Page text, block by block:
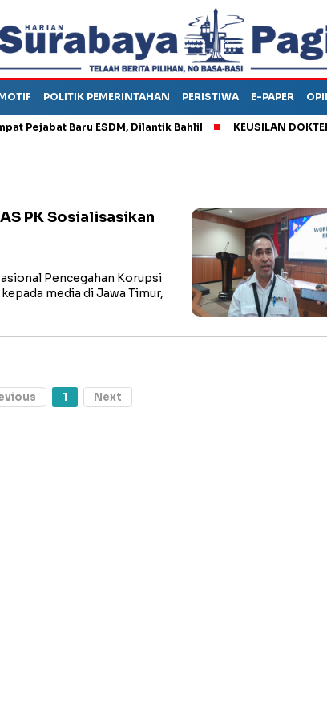
POLITIK PEMERINTAHAN PERISTIWA E-PAPER
Baru ESDM, Dilantik Bahlil KEUSILAN DOKTER
PK Sosialisasikan
Pencegahan Korupsi
media di Jawa Timur,
1 Next